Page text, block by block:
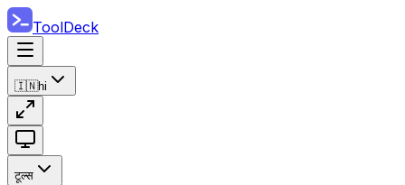
ToolDeck
🇮🇳hi
टूल्स